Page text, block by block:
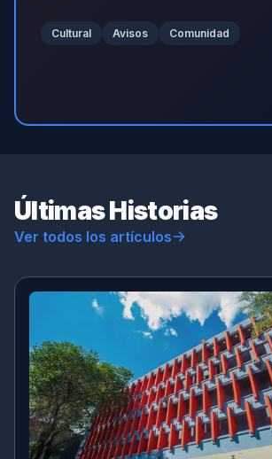
Cultural Avisos Comunidad
Últimas Historias
Ver todos los artículos